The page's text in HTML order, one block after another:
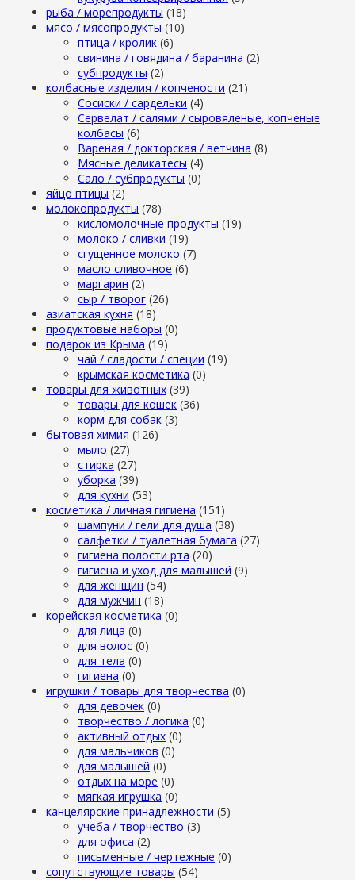
рыба / морепродукты (18)
мясо / мясопродукты (10)
птица / кролик (6)
свинина / говядина / баранина (2)
субпродукты (2)
колбасные изделия / копчености (21)
Сосиски / сардельки (4)
Сервелат / салями / сыровяленые, копченые
колбасы (6)
Вареная / докторская / ветчина (8)
Мясные деликатесы (4)
Сало / субпродукты (0)
яйцо птицы (2)
молокопродукты (78)
кисломолочные продукты (19)
молоко / сливки (19)
сгущенное молоко (7)
масло сливочное (6)
маргарин (2)
сыр / творог (26)
азиатская кухня (18)
продуктовые наборы (0)
подарок из Крыма (19)
чай / сладости / специи (19)
крымская косметика (0)
товары для животных (39)
товары для кошек (36)
корм для собак (3)
бытовая химия (126)
мыло (27)
стирка (27)
уборка (39)
для кухни (53)
косметика / личная гигиена (151)
шампуни / гели для душа (38)
салфетки / туалетная бумага (27)
гигиена полости рта (20)
гигиена и уход для малышей (9)
для женщин (54)
для мужчин (18)
корейская косметика (0)
для лица (0)
для волос (0)
для тела (0)
гигиена (0)
игрушки / товары для творчества (0)
для девочек (0)
творчество / логика (0)
активный отдых (0)
для мальчиков (0)
для малышей (0)
отдых на море (0)
мягкая игрушка (0)
канцелярские принадлежности (5)
учеба / творчество (3)
для офиса (2)
письменные / чертежные (0)
сопутствующие товары (54)